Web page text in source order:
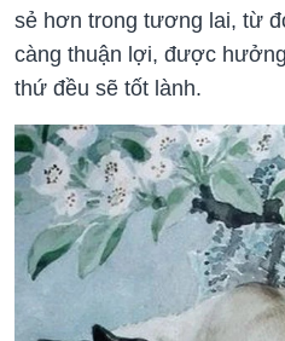
sẻ hơn trong tương lai, từ
càng thuận lợi, được
thứ đều sẽ tốt lành.